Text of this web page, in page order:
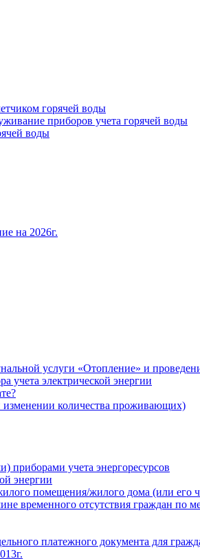
горячей воды
приборов учета горячей воды
воды
на 2026г.
услуги «Отопление» и
учета электрической энергии
изменении количества проживающих)
учета энергоресурсов
энергии
помещения/жилого дома (или его
временного отсутствия граждан по
платежного документа для